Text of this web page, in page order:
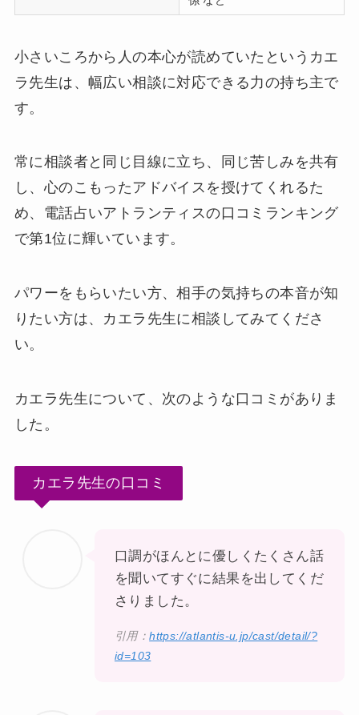
小さいころから人の本心が読めていたというカエ
ラ先生は、幅広い相談に対応できる力の持ち主で
す。
常に相談者と同じ目線に立ち、同じ苦しみを共有
し、心のこもったアドバイスを授けてくれるた
め、電話占いアトランティスの口コミランキング
で第1位に輝いています。
パワーをもらいたい方、相手の気持ちの本音が知
りたい方は、カエラ先生に相談してみてくださ
い。
カエラ先生について、次のような口コミがありま
した。
カエラ先生の口コミ
口調がほんとに優しくたくさん話
を聞いてすぐに結果を出してくだ
さりました。
引用：https://atlantis-u.jp/cast/detail/?
id=103